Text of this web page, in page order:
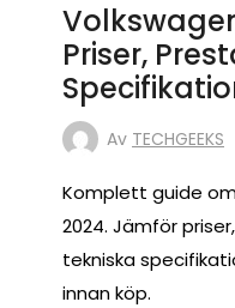
Priser,
Av TECHGEEKS
Komplett guide
2024. Jämför
tekniska
innan köp.